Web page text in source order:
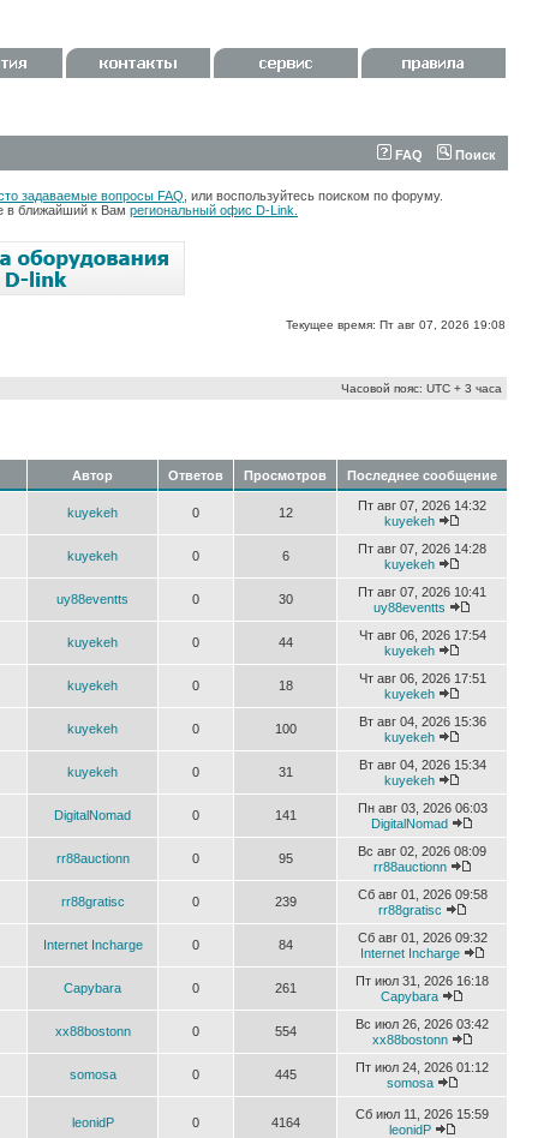
FAQ Поиск
задаваемые вопросы FAQ , или воспользуйтесь поиском по форуму.
в ближайший к Вам региональный офис D-Link.
Текущее время: Пт авг 07, 2026 19:08
Часовой пояс: UTC + 3 часа
Автор Ответов Просмотров Последнее сообщение
kuyekeh 0 12
Пт авг 07, 2026 14:32
kuyekeh
kuyekeh 0 6
Пт авг 07, 2026 14:28
kuyekeh
uy88eventts 0 30
Пт авг 07, 2026 10:41
uy88eventts
kuyekeh 0 44
Чт авг 06, 2026 17:54
kuyekeh
kuyekeh 0 18
Чт авг 06, 2026 17:51
kuyekeh
kuyekeh 0 100
Вт авг 04, 2026 15:36
kuyekeh
kuyekeh 0 31
Вт авг 04, 2026 15:34
kuyekeh
DigitalNomad 0 141
Пн авг 03, 2026 06:03
DigitalNomad
rr88auctionn 0 95
Вс авг 02, 2026 08:09
rr88auctionn
rr88gratisc 0 239
Сб авг 01, 2026 09:58
rr88gratisc
Internet Incharge 0 84
Сб авг 01, 2026 09:32
Internet Incharge
Capybara 0 261
Пт июл 31, 2026 16:18
Capybara
xx88bostonn 0 554
Вс июл 26, 2026 03:42
xx88bostonn
somosa 0 445
Пт июл 24, 2026 01:12
somosa
leonidP 0 4164
Сб июл 11, 2026 15:59
leonidP